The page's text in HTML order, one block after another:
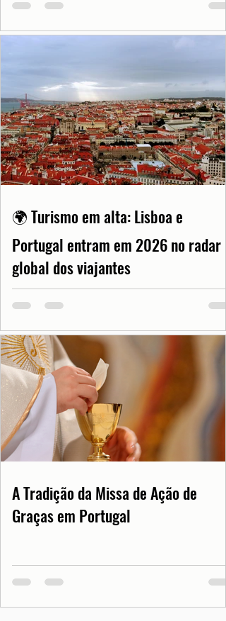
🌍 Turismo em alta: Lisboa e
Portugal entram em 2026 no radar
global dos viajantes
A Tradição da Missa de Ação de
Graças em Portugal